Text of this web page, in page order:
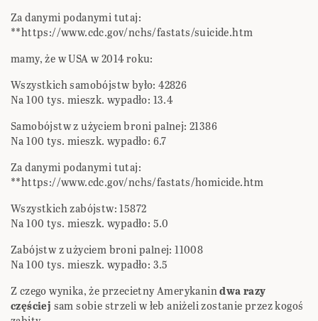
Za danymi podanymi tutaj:
**https://www.cdc.gov/nchs/fastats/suicide.htm
mamy, że w USA w 2014 roku:
Wszystkich samobójstw było: 42826
Na 100 tys. mieszk. wypadło: 13.4
Samobójstw z użyciem broni palnej: 21386
Na 100 tys. mieszk. wypadło: 6.7
Za danymi podanymi tutaj:
**https://www.cdc.gov/nchs/fastats/homicide.htm
Wszystkich zabójstw: 15872
Na 100 tys. mieszk. wypadło: 5.0
Zabójstw z użyciem broni palnej: 11008
Na 100 tys. mieszk. wypadło: 3.5
Z czego wynika, że przecietny Amerykanindwa razy
częściej sam sobie strzeli w łeb aniżeli zostanie przez kogoś